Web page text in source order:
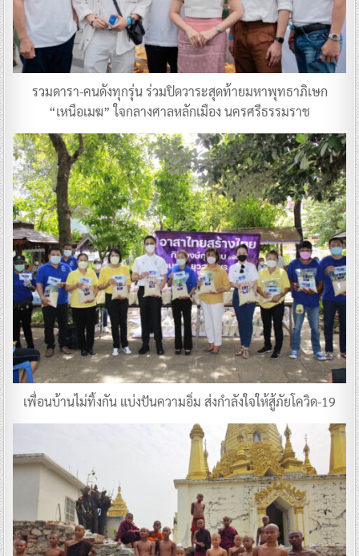
รวมดารา-คนดังทุกรุ่น ร่วมปิดวาระสุดท้ายมหาพุทธาภิเษก
“เหนือเมฆ” ใจกลางศาลหลักเมือง นครศรีธรรมราช
เพื่อนบ้านไม่ทิ้งกัน แบ่งปันความอิ่ม ส่งกำลังใจให้สู้ภัยโควิด-19